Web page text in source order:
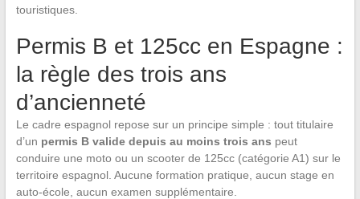
touristiques.
Permis B et 125cc en Espagne :
la règle des trois ans
d’ancienneté
Le cadre espagnol repose sur un principe simple : tout titulaire
d’un permis B valide depuis au moins trois ans peut
conduire une moto ou un scooter de 125cc (catégorie A1) sur le
territoire espagnol. Aucune formation pratique, aucun stage en
auto-école, aucun examen supplémentaire.